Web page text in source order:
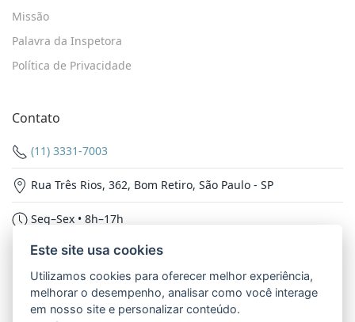
Missão
Palavra da Inspetora
Política de Privacidade
Contato
(11) 3331-7003
Rua Três Rios, 362, Bom Retiro, São Paulo - SP
Seg–Sex • 8h–17h
Nossas Redes
Este site usa cookies
Utilizamos cookies para oferecer melhor experiência,
melhorar o desempenho, analisar como você interage
em nosso site e personalizar conteúdo.